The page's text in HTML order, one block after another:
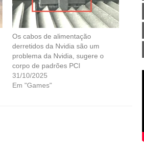
Os cabos de alimentação
derretidos da Nvidia são um
problema da Nvidia, sugere o
corpo de padrões PCI
31/10/2025
Em "Games"